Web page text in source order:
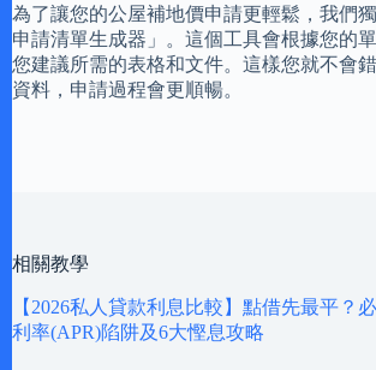
為了讓您的公屋補地價申請更輕鬆，我們
申請清單生成器」。這個工具會根據您的
您建議所需的表格和文件。這樣您就不會
資料，申請過程會更順暢。
相關教學
【2026私人貸款利息比較】點借先最平？
利率(APR)陷阱及6大慳息攻略